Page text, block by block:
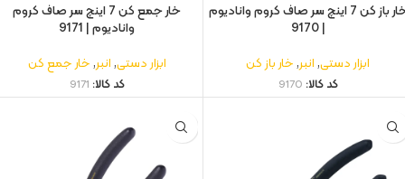
خار باز کن 7 اینچ سر صاف کروم وانادیوم
| 9170
ابزار دستی,انبر,خار باز کن
کد کالا: 9170
خار جمع کن 7 اینچ سر صاف کروم
وانادیوم | 9171
ابزار دستی,انبر,خار جمع کن
کد کالا: 9171